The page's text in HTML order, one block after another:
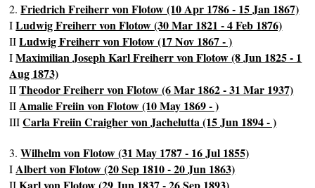
2.Friedrich Freiherr von Flotow (10 Apr 1786 - 15 Jan 1867)
ILudwig Freiherr von Flotow (30 Mar 1821 - 4 Feb 1876)
IILudwig Freiherr von Flotow (17 Nov 1867 - )
IMaximilian Joseph Karl Freiherr von Flotow (8 Jun 1825 - 1
Aug 1873)
IITheodor Freiherr von Flotow (6 Mar 1862 - 31 Mar 1937)
IIAmalie Freiin von Flotow (10 May 1869 - )
IIICarla Freiin Craigher von Jachelutta (15 Jun 1894 - )
3.Wilhelm von Flotow (31 May 1787 - 16 Jul 1855)
IAlbert von Flotow (20 Sep 1810 - 20 Jun 1863)
II